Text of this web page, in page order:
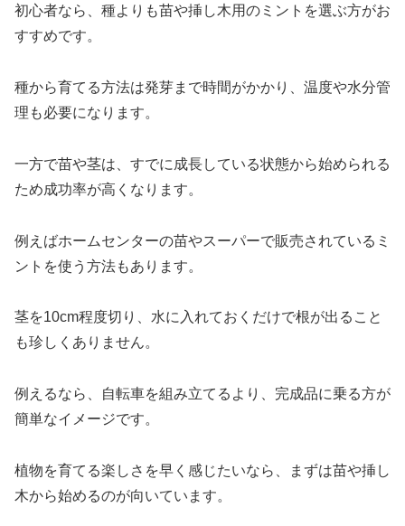
初心者なら、種よりも苗や挿し木用のミントを選ぶ方がお
すすめです。
種から育てる方法は発芽まで時間がかかり、温度や水分管
理も必要になります。
一方で苗や茎は、すでに成長している状態から始められる
ため成功率が高くなります。
例えばホームセンターの苗やスーパーで販売されているミ
ントを使う方法もあります。
茎を10cm程度切り、水に入れておくだけで根が出ること
も珍しくありません。
例えるなら、自転車を組み立てるより、完成品に乗る方が
簡単なイメージです。
植物を育てる楽しさを早く感じたいなら、まずは苗や挿し
木から始めるのが向いています。